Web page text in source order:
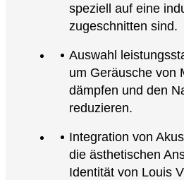
Architekt
DE-SO
Beaulieu-sur-Layon (Maine et
speziell auf eine
zugeschnitten sind.
Auswahl
um Geräusche von
dämpfen und den
reduzieren.
Integration von
die ästhetischen
Identität von Louis